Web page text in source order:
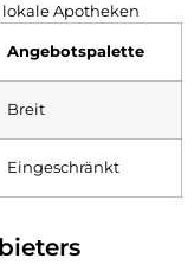
Apotheken
Angebotspalette
Breit
Eingeschränkt